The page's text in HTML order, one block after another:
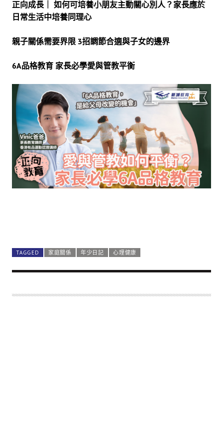
正向成長｜ 如何可培養小朋友主動關心別人？家長應於
日常生活中培養同理心
親子關係需要界限 3招調節合適與子女的邊界
6A品格教育 家長必學愛與管教平衡
TAGGED 家庭關係 年少日記 心理健康